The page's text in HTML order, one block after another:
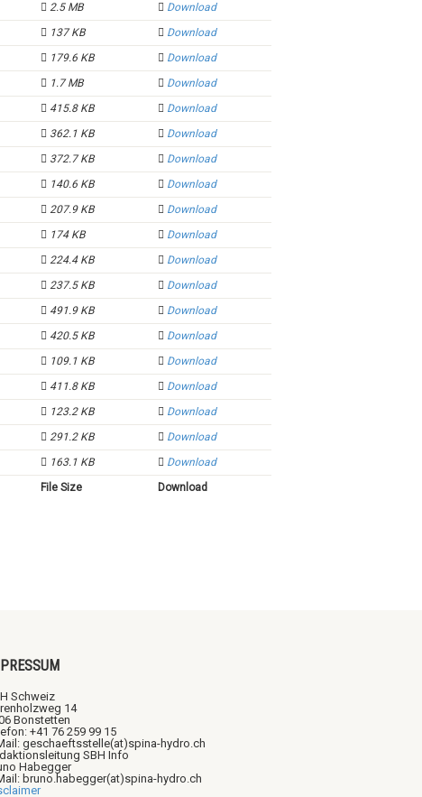
File Size Download
2.5 MB Download
137 KB Download
179.6 KB Download
1.7 MB Download
415.8 KB Download
362.1 KB Download
372.7 KB Download
140.6 KB Download
207.9 KB Download
174 KB Download
224.4 KB Download
237.5 KB Download
491.9 KB Download
420.5 KB Download
109.1 KB Download
411.8 KB Download
123.2 KB Download
291.2 KB Download
163.1 KB Download
Schweiz
14
Bonstetten
+41 76 259 99 15
geschaeftsstelle(at)spina-hydro.ch
SBH Info
Habegger
bruno.habegger(at)spina-hydro.ch